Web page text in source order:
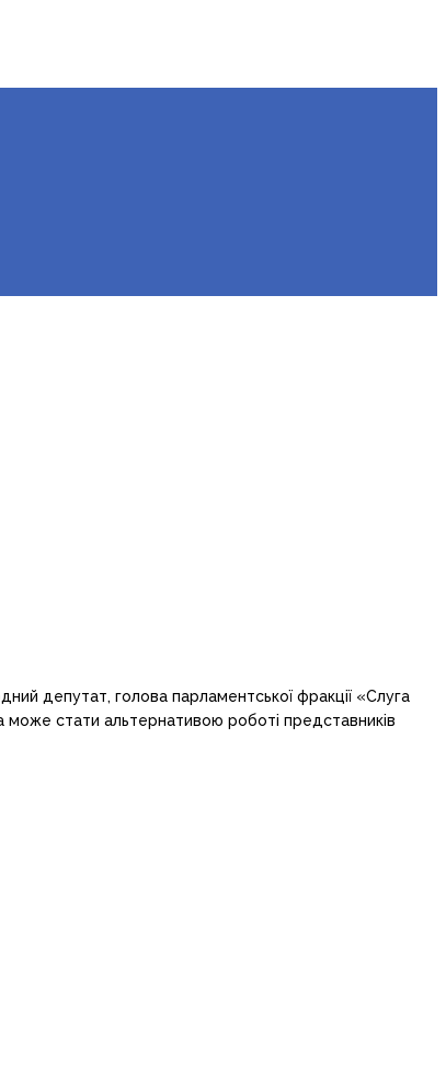
депутат, голова парламентської фракції «Слуга
може стати альтернативою роботі представників